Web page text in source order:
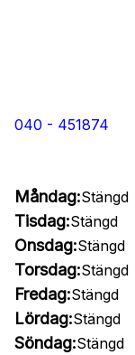
040 - 451874
Måndag:Stängd
Tisdag:Stängd
Onsdag:Stängd
Torsdag:Stängd
Fredag:Stängd
Lördag:Stängd
Söndag:Stängd